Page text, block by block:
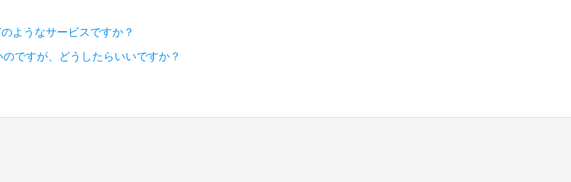
ようなサービスですか？
ですが、どうしたらいいですか？